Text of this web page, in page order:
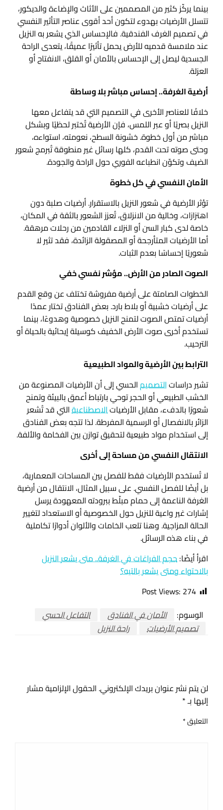
بينما يركّز كثير من المصممين على الأثاث والإضاءة والديكور،
تتسلل الأرضيات بهدوء لتكون أحد أقوى عناصر التأثير النفسي
في تصميم الغرف الفندقية. فالإحساس الذي يشعر به النزيل
عند ملامسة قدميه للأرض يحمل تأثيرًا عميقًا، يتعدى الراحة
الجسدية ليصل إلى الإحساس بالأمان أو القلق، الانفتاح أو
العزلة.
أرضية الغرفة.. إحساس مباشر بلا وساطة
خلافًا للعناصر الأخرى في التصميم التي قد يتفاعل معها
النزيل بصريًا أو عبر اللمس، فإن الأرضية تُختبر لحظيًا وبشكل
مباشر من أول خطوة. خشونة السطح، نعومته، استواءه،
وحتى صوته تحت القدم، كلها رسائل غير منطوقة تُبرمج شعور
الضيف وتكوّن انطباعه الفوري حول الراحة والجودة.
الأمان النفسي في كل خطوة
تؤثر الأرضية في شعور النزيل بالاستقرار. أرضيات صلبة دون
اهتزازات، وخالية من الانزلاق، تُعزز الشعور بالثقة في المكان،
خاصة لدى كبار السن أو النزلاء القادمين من رحلات مرهقة.
أما الأرضيات المتأرجحة أو المصقولة الزائدة، فقد تثير لا
شعوريًا إحساسًا بعدم الثبات.
الصوت الصادر من الأرض.. مؤشر نفسي خفي
الخطوات الصامتة على أرضية مفروشة تختلف عن وقع القدم
على أرضيات خشبية أو بلاط بارد. بعض الفنادق تختار عمدًا
أرضيات تمتص الصوت لتمنح النزيل خصوصية وهدوءًا، بينما
تستخدم أخرى صوت الأرض الخفيف كوسيلة إيحائية بالحياة أو
الترحيب.
الترابط بين الأرضية والمواد الطبيعية
تشير دراساتالتصميمالحسي إلى أن الأرضيات المصنوعة من
الخشب الطبيعي أو الحجر توحي بارتباط أعمق بالبيئة وتمنح
شعورًا بالدفء، مقابل الأرضياتالاصطناعيةالتي قد تُشعر
الزائر بالانفصال أو الرسمية المفرطة. لذا تتجه بعض الفنادق
إلى استخدام مواد طبيعية لتحقيق توازن بين الفخامة والألفة.
الانتقال النفسي من مساحة إلى أخرى
لا تُستخدم الأرضيات فقط للفصل بين المساحات المعمارية،
بل أيضًا للفصل النفسي. على سبيل المثال، الانتقال من أرضية
الغرفة الناعمة إلى حمام مبلّط ببرودته المعهودة يرسل
إشارات غير واعية للنزيل حول الخصوصية أو الاستعداد لتغيير
الحالة المزاجية. وهنا تلعب الخامات والألوان أدوارًا تكاملية
في بناء هذه الرسائل.
اقرأ أيضًا:حجم الفراغات في الغرفة.. متى يشعر النزيل
بالاحتواء ومتى يشعر بالتيه؟
Post Views: 274
الوسوم:
الأمان في الفنادق
التفاعل الحسي
تصميم الأرضيات
راحة النزيل
لن يتم نشر عنوان بريدك الإلكتروني. الحقول الإلزامية مشار
إليها بـ*
التعليق*